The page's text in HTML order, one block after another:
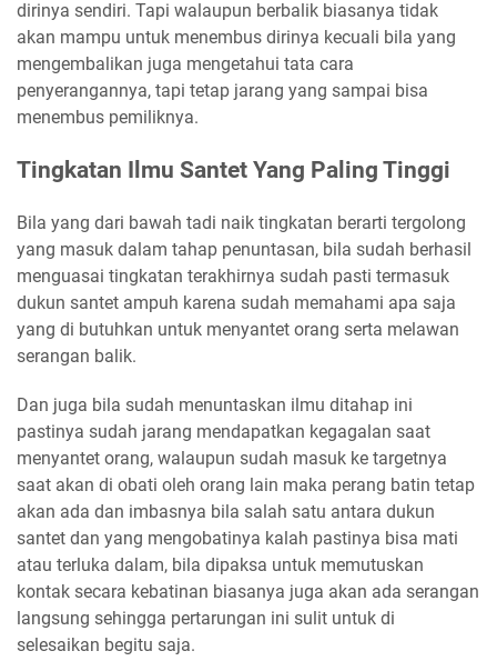
dirinya sendiri. Tapi walaupun berbalik biasanya tidak
akan mampu untuk menembus dirinya kecuali bila yang
mengembalikan juga mengetahui tata cara
penyerangannya, tapi tetap jarang yang sampai bisa
menembus pemiliknya.
Tingkatan Ilmu Santet Yang Paling Tinggi
Bila yang dari bawah tadi naik tingkatan berarti tergolong
yang masuk dalam tahap penuntasan, bila sudah berhasil
menguasai tingkatan terakhirnya sudah pasti termasuk
dukun santet ampuh karena sudah memahami apa saja
yang di butuhkan untuk menyantet orang serta melawan
serangan balik.
Dan juga bila sudah menuntaskan ilmu ditahap ini
pastinya sudah jarang mendapatkan kegagalan saat
menyantet orang, walaupun sudah masuk ke targetnya
saat akan di obati oleh orang lain maka perang batin tetap
akan ada dan imbasnya bila salah satu antara dukun
santet dan yang mengobatinya kalah pastinya bisa mati
atau terluka dalam, bila dipaksa untuk memutuskan
kontak secara kebatinan biasanya juga akan ada serangan
langsung sehingga pertarungan ini sulit untuk di
selesaikan begitu saja.